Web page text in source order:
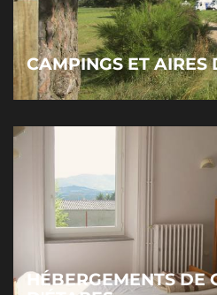
CAMPINGS ET AIRES
HÉBERGEMENTS DE